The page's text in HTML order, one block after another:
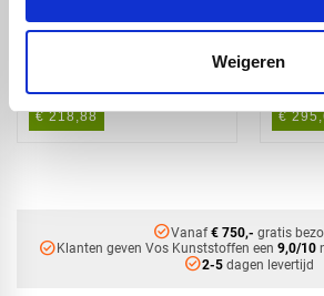
Weigeren
250/242mm - 2m
€ 218,88
250/
€
check_circleVanaf€ 750,- gratis
check_circleKlanten geven Vos Kunststoffen een 9,0/10
check_circle2-5dagen levertijd